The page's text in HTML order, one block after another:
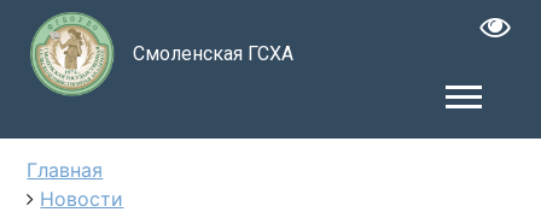
Смоленская ГСХА
Главная
Новости